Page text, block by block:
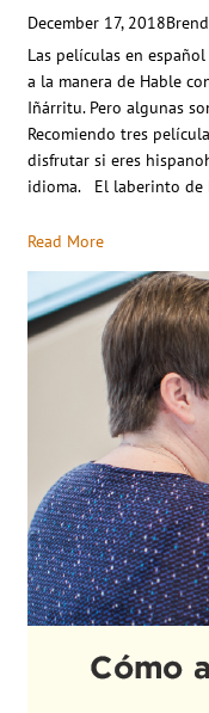
December 17, 2018
Las películas en
a la manera de Hable
Iñárritu. Pero algunas
Recomiendo tres
disfrutar si eres
idioma. El laberinto de
Read More